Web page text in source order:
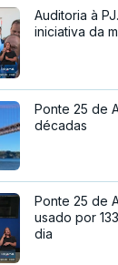
Auditoria à
iniciativa da
Ponte 25 de
décadas
Ponte 25 de
usado por
dia